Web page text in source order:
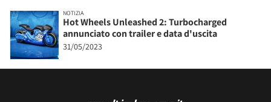
NOTIZIA
Hot Wheels Unleashed 2: Turbocharged
annunciato con trailer e data d'uscita
31/05/2023